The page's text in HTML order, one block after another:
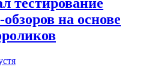
на основе